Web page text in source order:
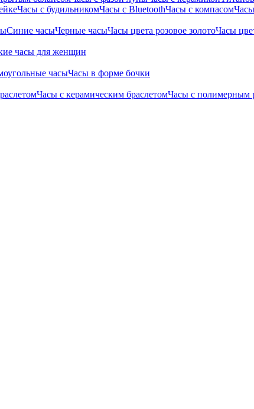
Часы с будильникомЧасы с BluetoothЧасы с компасом
Синие часыЧерные часыЧасы цвета розовое золотоЧасы
часы для женщин
часыЧасы в форме бочки
Часы с керамическим браслетомЧасы с полимерным